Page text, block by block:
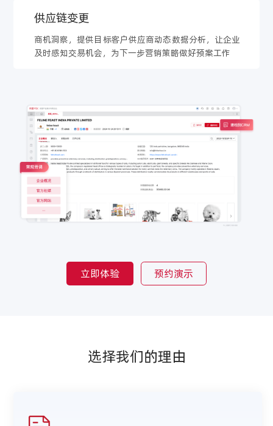
供应链变更
商机洞察，提供目标客户供应商动态数据分析，让企业
及时感知交易机会，为下一步营销策略做好预案工作
立即体验 预约演示
选择我们的理由